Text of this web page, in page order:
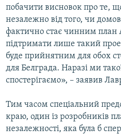
Усі сайти RFE/RL
побачити висновок про те,
незалежно від того, чи
фактично стає чинним
підтримати лише такий
буде прийнятним для обох
для Белграда. Наразі ми
спостерігаємо», – заявив
Тим часом спеціальний
краю, один із розробників
незалежності, яка була б